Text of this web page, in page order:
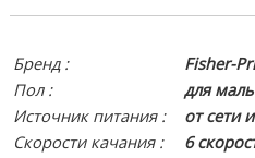
Бренд :
Fisher-
Пол :
для
Источник питания :
от сети
Скорости качания :
6